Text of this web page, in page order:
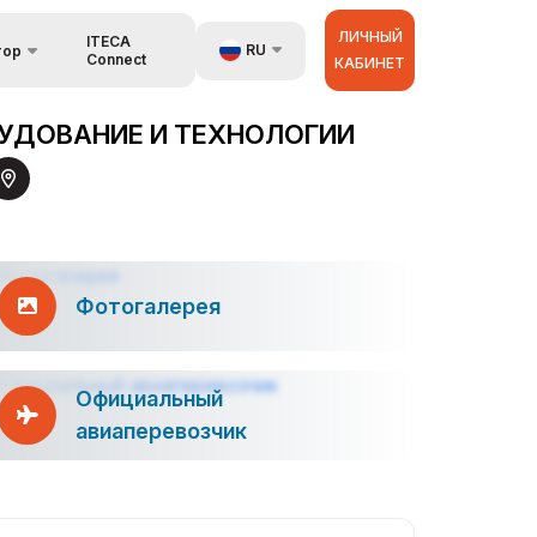
ITECA
Connect
RU
EN
ЛИЧНЫЙ
КАБИНЕТ
И ТЕХНОЛОГИИ
Фотогалерея
Официальный
авиаперевозчик